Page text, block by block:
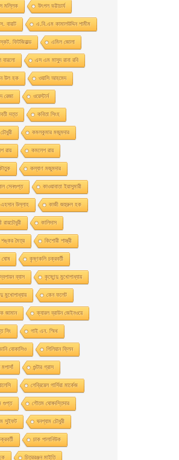
মল্লিক উৎপল ভট্টাচার্য
বায়াট এ.বি.এম কামালউদ্দিন শামীম
ফিটজিরাল্ড এমিল জোলা
বারলো এস এম মাসুদ রানা রবি
উল হক ওয়াসি আহমেদ
রেজা ওয়েস্টার্ন
দত্ত কবিতা সিংহ
কমলকুমার মজুমদার
রায় কমলেশ রায়
কল্যাণ মজুমদার
সেনগুপ্ত কাওয়াবাতা ইয়াসুমারী
উল্লাহ কাজী জহুরুল হক
রায়চৌধুরী কালিদাস
শঙ্কর মৈত্র কিশোরী শাস্ত্রী
ঘোষ কৃষ্ণকলি চক্রবর্তী
ব্যাস কৃষ্ণেন্দু মুখােপাধ্যায়
মুখোপাধ্যায় কেন ফলেট
জামান ক্যারল ব্রাউন জেইনওয়ে
সিং গাই এন. স্মিথ
বােকাসিও গিলিয়ান ফ্লিন
মপাসাঁ গুন্টার গ্রাস
গেব্রিয়েল গার্সিয়া মার্কেজ
গুপ্ত গৌতম ঘোষদস্তিদার
সুইফট ঘনশ্যাম চৌধুরী
চাক পালানিউক
চিত্ররঞ্জন মাইতি